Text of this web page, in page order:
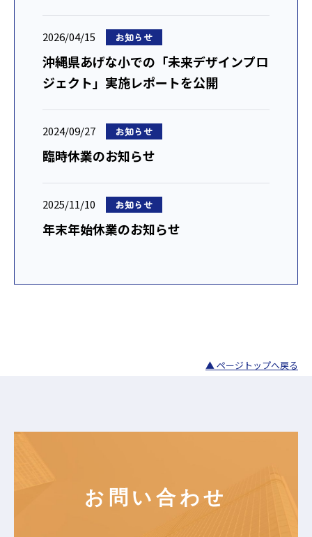
2026/04/15 お知らせ
沖縄県あげな小での「未来デザインプロ
ジェクト」実施レポートを公開
2024/09/27 お知らせ
臨時休業のお知らせ
2025/11/10 お知らせ
年末年始休業のお知らせ
▲ ページトップへ戻る
お問い合わせ